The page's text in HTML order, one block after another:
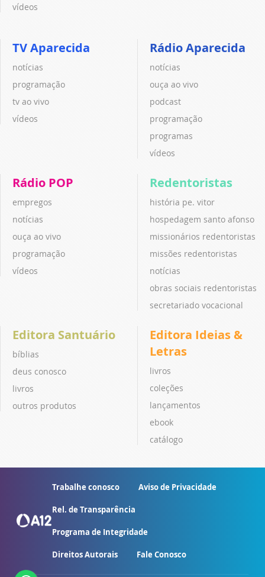
vídeos
TV Aparecida
notícias
programação
tv ao vivo
vídeos
Rádio Aparecida
notícias
ouça ao vivo
podcast
programação
programas
vídeos
Rádio POP
empregos
notícias
ouça ao vivo
programação
vídeos
Redentoristas
história pe. vitor
hospedagem santo afonso
missionários redentoristas
missões redentoristas
notícias
obras sociais redentoristas
secretariado vocacional
Editora Santuário
bíblias
deus conosco
livros
outros produtos
Editora Ideias &
Letras
livros
coleções
lançamentos
ebook
catálogo
Trabalhe conosco Aviso de Privacidade
Rel. de Transparência
Programa de Integridade
Direitos Autorais Fale Conosco